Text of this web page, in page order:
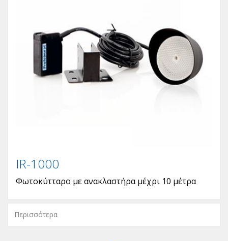
IR-1000
Φωτοκύτταρο με ανακλαστήρα μέχρι 10 μέτρα
Περισσότερα